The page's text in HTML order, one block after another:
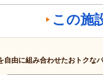
この施
自由に組み合わせたおトクな